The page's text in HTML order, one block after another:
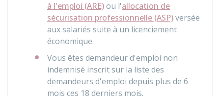
à l'emploi (ARE)ou l'allocation de
sécurisation professionnelle (ASP)versée
aux salariés suite à un licenciement
économique.
Vous êtes demandeur d'emploi non
indemnisé inscrit sur la liste des
demandeurs d'emploi depuis plus de 6
mois ces 18 derniers mois.